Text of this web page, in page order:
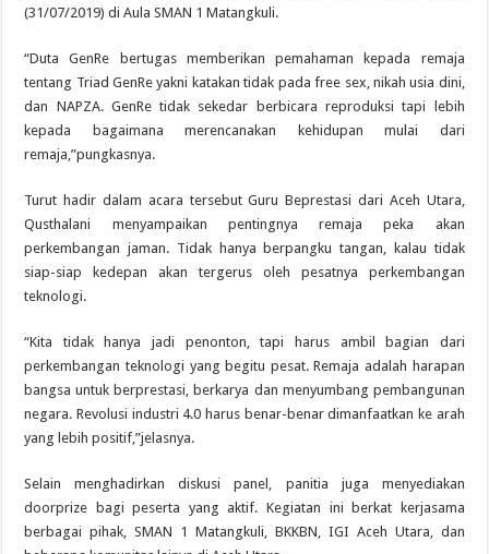
(31/07/2019) di Aula SMAN 1 Matangkuli.
“Duta GenRe bertugas memberikan pemahaman kepada remaja
tentang Triad GenRe yakni katakan tidak pada free sex, nikah usia dini,
dan NAPZA. GenRe tidak sekedar berbicara reproduksi tapi lebih
kepada bagaimana merencanakan kehidupan mulai dari
remaja,”pungkasnya.
Turut hadir dalam acara tersebut Guru Beprestasi dari Aceh Utara,
Qusthalani menyampaikan pentingnya remaja peka akan
perkembangan jaman. Tidak hanya berpangku tangan, kalau tidak
siap-siap kedepan akan tergerus oleh pesatnya perkembangan
teknologi.
“Kita tidak hanya jadi penonton, tapi harus ambil bagian dari
perkembangan teknologi yang begitu pesat. Remaja adalah harapan
bangsa untuk berprestasi, berkarya dan menyumbang pembangunan
negara. Revolusi industri 4.0 harus benar-benar dimanfaatkan ke arah
yang lebih positif,”jelasnya.
Selain menghadirkan diskusi panel, panitia juga menyediakan
doorprize bagi peserta yang aktif. Kegiatan ini berkat kerjasama
berbagai pihak, SMAN 1 Matangkuli, BKKBN, IGI Aceh Utara, dan